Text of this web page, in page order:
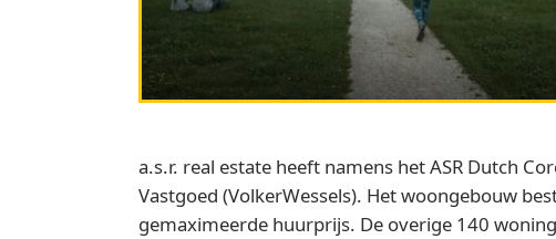
a.s.r. real estate heeft namens het ASR Dutch
Vastgoed (VolkerWessels). Het woongebouw
gemaximeerde huurprijs. De overige 140